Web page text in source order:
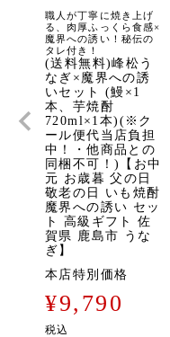
職人が丁寧に焼き上げ
る、肉厚ふっくら食感×
魔界への誘い！秘伝の
タレ付き！
(送料無料)峰松う
なぎ×魔界への誘
いセット (鰻×1
本、芋焼酎
720ml×1本)(※ク
ール便代当店負担
中！・他商品との
同梱不可！)【お中
元 お歳暮 父の日
敬老の日 いも焼酎
魔界への誘い セッ
ト 高級ギフト 佐
賀県 鹿島市 うな
ぎ】
本店特別価格
¥9,790
税込